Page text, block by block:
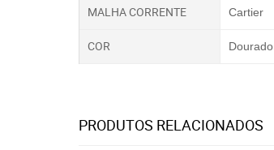
MALHA CORRENTE Cartier
COR Dourado
PRODUTOS RELACIONADOS